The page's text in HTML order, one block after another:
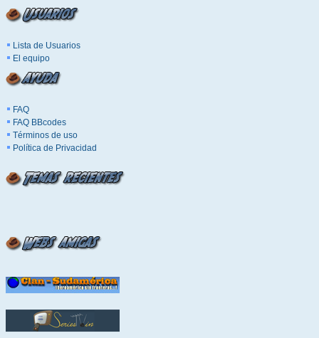
Lista de Usuarios
El equipo
FAQ
FAQ BBcodes
Términos de uso
Política de Privacidad